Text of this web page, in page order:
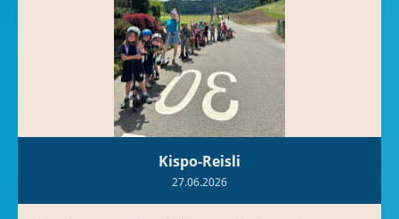
Kispo-Reisli
27.06.2026